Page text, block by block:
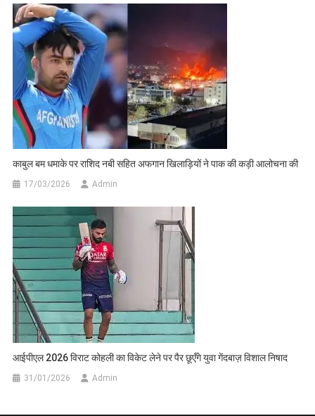
काबुल बम धमाके पर राशिद नबी सहित अफगान खिलाड़ियों ने पाक की कड़ी आलोचना की
17/03/2026 Admin
आईपीएल 2026 विराट कोहली का विकेट लेने पर पैर छूएँगे युवा गेंदबाज़ विशाल निषाद
31/01/2026 Admin